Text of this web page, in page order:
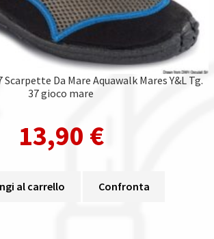
Scarpette Da Mare Aquawalk Mares Y&L Tg.
37 gioco mare
13,90 €
al carrello Confronta